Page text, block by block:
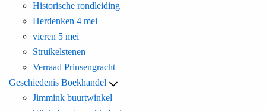
Historische rondleiding
Herdenken 4 mei
vieren 5 mei
Struikelstenen
Verraad Prinsengracht
Geschiedenis Boekhandel
Jimmink buurtwinkel